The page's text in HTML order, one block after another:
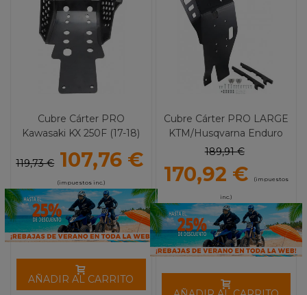
Cubre Cárter PRO
Kawasaki KX 250F (17-18)
119,73 € 107,76 €
(impuestos inc.)
AÑADIR AL CARRITO
Cubre Cárter PRO LARGE
KTM/Husqvarna Enduro
701/690 MOOSE RACING
189,91 €
170,92 € (impuestos
inc.)